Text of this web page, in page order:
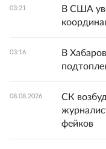
03:21
В США
03:16
В
08.08.2026
СК
фейков